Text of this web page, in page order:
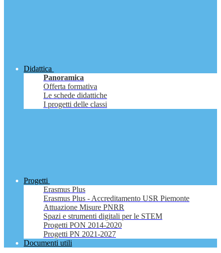
Didattica
Panoramica
Offerta formativa
Le schede didattiche
I progetti delle classi
Progetti
Erasmus Plus
Erasmus Plus - Accreditamento USR Piemonte
Attuazione Misure PNRR
Spazi e strumenti digitali per le STEM
Progetti PON 2014-2020
Progetti PN 2021-2027
Documenti utili